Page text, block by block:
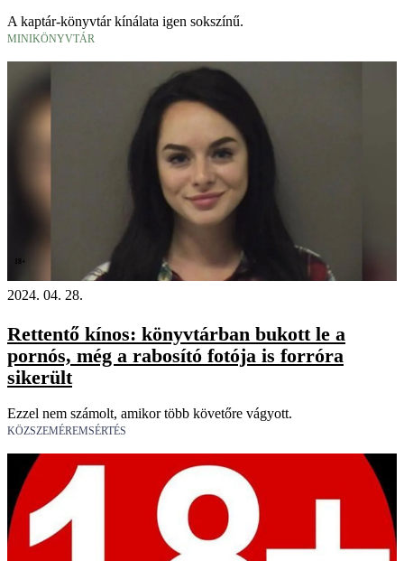
A kaptár-könyvtár kínálata igen sokszínű.
MINIKÖNYVTÁR
18+
2024. 04. 28.
Rettentő kínos: könyvtárban bukott le a
pornós, még a rabosító fotója is forróra
sikerült
Ezzel nem számolt, amikor több követőre vágyott.
KÖZSZEMÉREMSÉRTÉS